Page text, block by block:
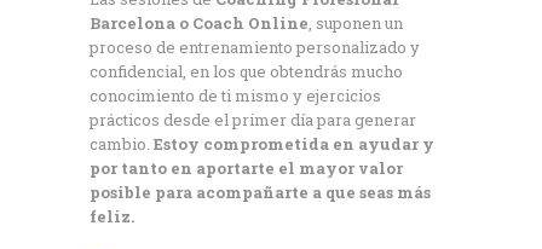
Barcelona o Coach Online, suponen un
proceso de entrenamiento personalizado y
confidencial, en los que obtendrás mucho
conocimiento de ti mismo y ejercicios
prácticos desde el primer día para generar
cambio. Estoy comprometida en ayudar y
por tanto en aportarte el mayor valor
posible para acompañarte a que seas más
feliz.